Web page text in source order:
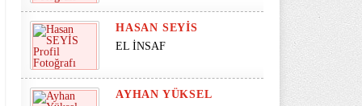
HASAN SEYİS
EL İNSAF
AYHAN YÜKSEL